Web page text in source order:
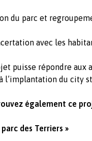
du parc et
avec les
puisse répondre aux
l’implantation du city
également ce
des Terriers »